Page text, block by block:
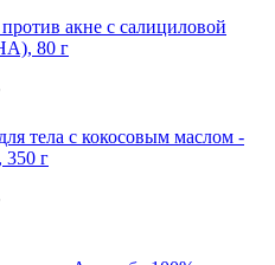
акне с салициловой
80 г
тела с кокосовым маслом -
350 г